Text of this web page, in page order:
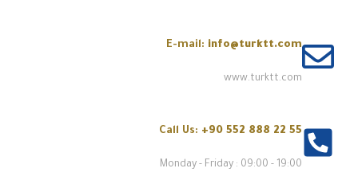
E-mail: info@turktt.com
www.turktt.com
Call Us: +90 552 888 22 55
Monday - Friday : 09:00 - 19:00